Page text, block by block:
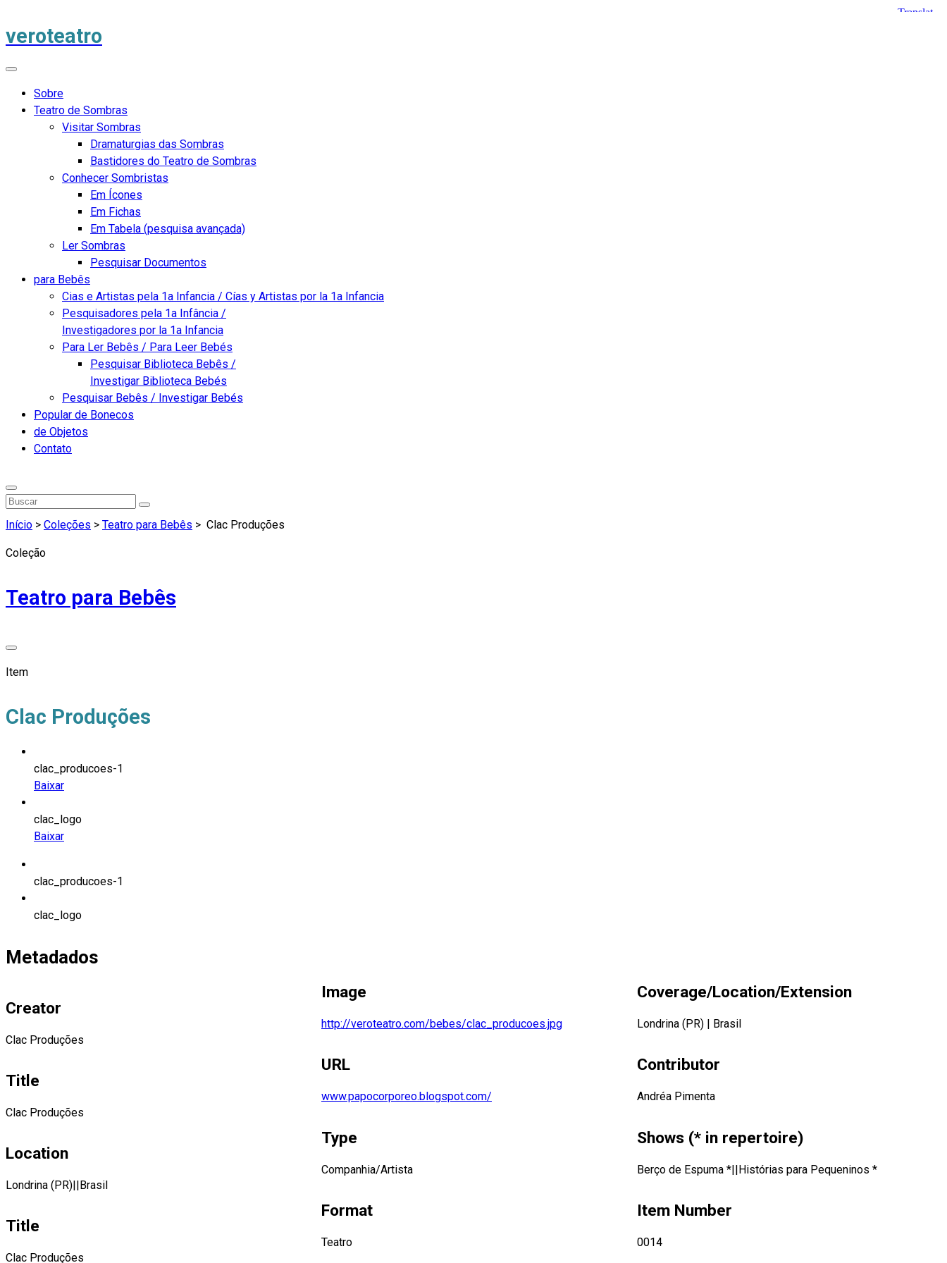
veroteatro
Sobre
Teatro de Sombras
Visitar Sombras
Dramaturgias das Sombras
Bastidores do Teatro de Sombras
Conhecer Sombristas
Em Ícones
Em Fichas
Em Tabela (pesquisa avançada)
Ler Sombras
Pesquisar Documentos
para Bebês
Cias e Artistas pela 1a Infancia / Cías y Artistas por la 1a Infancia
Pesquisadores pela 1a Infância /
Investigadores por la 1a Infancia
Para Ler Bebês / Para Leer Bebés
Pesquisar Biblioteca Bebês /
Investigar Biblioteca Bebés
Pesquisar Bebês / Investigar Bebés
Popular de Bonecos
de Objetos
Contato
Início > Coleções > Teatro para Bebês > Clac Produções
Coleção
Teatro para Bebês
Item
Clac Produções
clac_producoes-1
Baixar
clac_logo
Baixar
clac_producoes-1
clac_logo
Metadados
Creator
Clac Produções
Title
Clac Produções
Location
Londrina (PR)||Brasil
Title
Clac Produções
Image
http://veroteatro.com/bebes/clac_producoes.jpg
URL
www.papocorporeo.blogspot.com/
Type
Companhia/Artista
Format
Teatro
Coverage/Location/Extension
Londrina (PR) Brasil
Contributor
Andréa Pimenta
Shows (* in repertoire)
Berço de Espuma *||Histórias para Pequeninos *
Item Number
0014